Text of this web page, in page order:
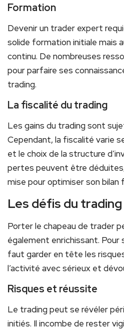
Formation
Devenir un trader expert
solide formation initiale mais
continu. De nombreuses
pour parfaire ses
trading.
La fiscalité du trading
Les gains du trading sont
Cependant, la fiscalité varie
et le choix de la structure
pertes peuvent être
mise pour optimiser son bilan
Les défis du trading
Porter le chapeau de trader
également enrichissant. Pour
faut garder en tête les
l’activité avec sérieux et
Risques et réussite
Le trading peut se révéler
initiés. Il incombe de rester